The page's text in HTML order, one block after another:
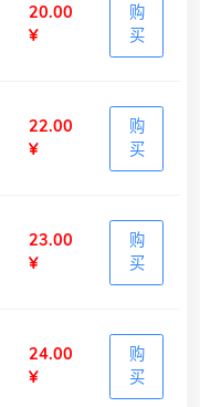
20.00
¥
购
买
22.00
¥
购
买
23.00
¥
购
买
24.00
¥
购
买